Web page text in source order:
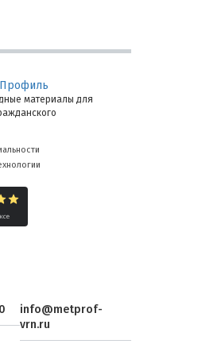
материалы для
info@metprof-
vrn.ru